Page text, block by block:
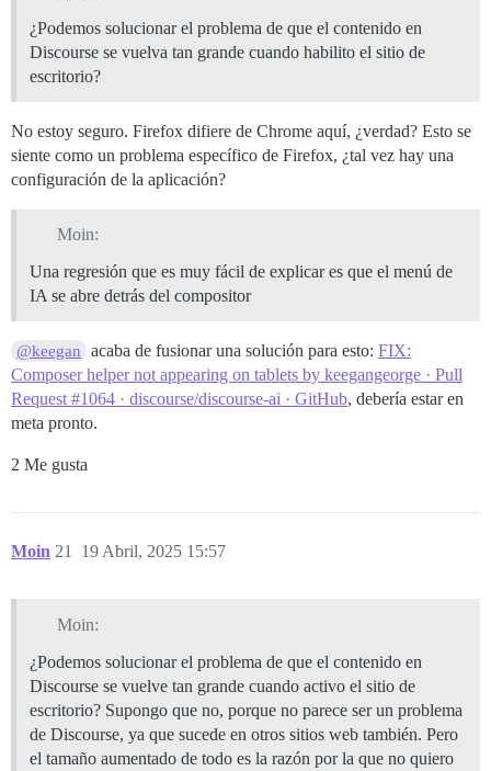
¿Podemos solucionar el problema de que el contenido en
Discourse se vuelva tan grande cuando habilito el sitio de
escritorio?
No estoy seguro. Firefox difiere de Chrome aquí, ¿verdad? Esto se
siente como un problema específico de Firefox, ¿tal vez hay una
configuración de la aplicación?
Moin:
Una regresión que es muy fácil de explicar es que el menú de
IA se abre detrás del compositor
@keegan acaba de fusionar una solución para esto:FIX:
Composer helper not appearing on tablets by keegangeorge · Pull
Request #1064 · discourse/discourse-ai · GitHub, debería estar en
meta pronto.
2 Me gusta
Moin 19 Abril, 2025 15:57
21
Moin:
¿Podemos solucionar el problema de que el contenido en
Discourse se vuelve tan grande cuando activo el sitio de
escritorio? Supongo que no, porque no parece ser un problema
de Discourse, ya que sucede en otros sitios web también. Pero
el tamaño aumentado de todo es la razón por la que no quiero